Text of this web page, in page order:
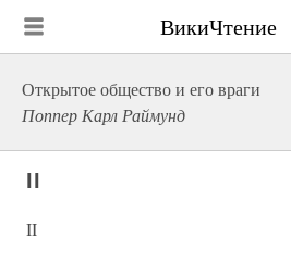
ВикиЧтение
Открытое общество и его враги
Поппер Карл Раймунд
II
II